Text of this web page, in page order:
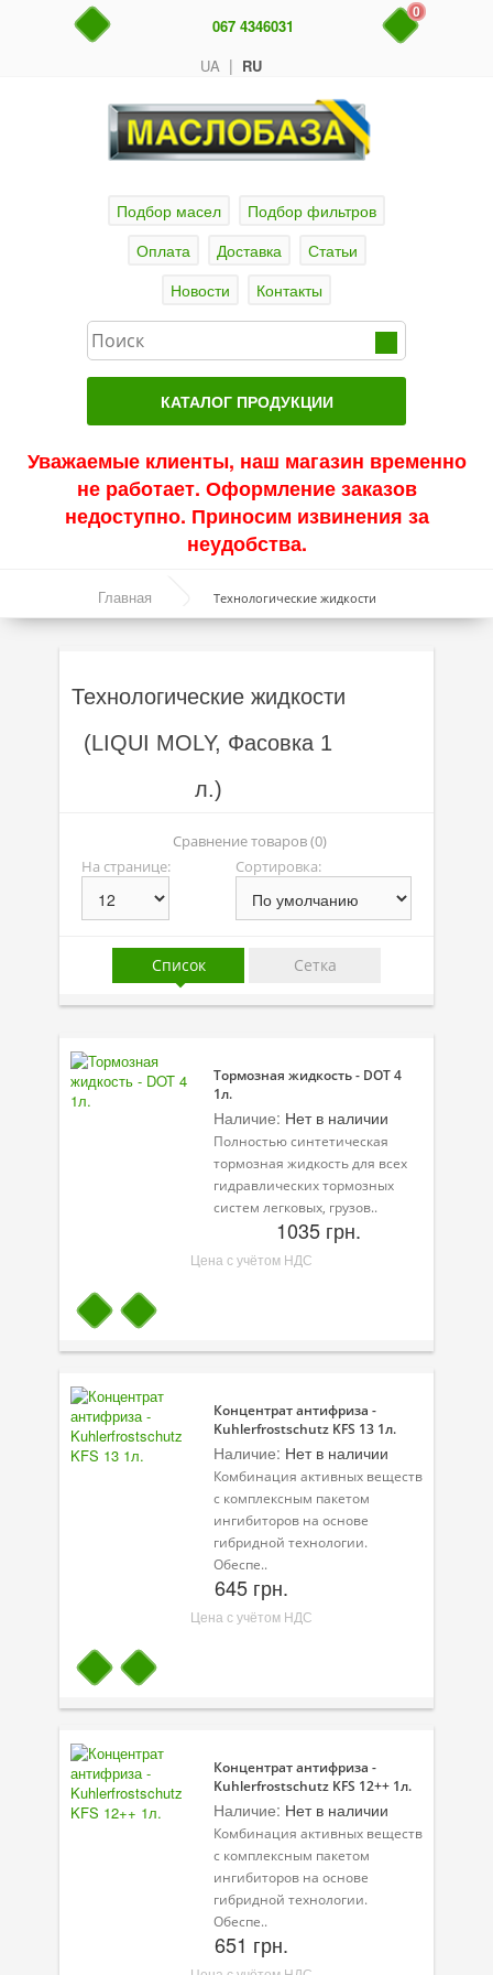
UA | RU
067 4346031
0
Подбор масел
Подбор фильтров
Оплата
Доставка
Статьи
Новости
Контакты
КАТАЛОГ ПРОДУКЦИИ
Актуальные продукты
Акции
Синтетические масла
Минеральные масла
Масло с молибденом
Линейка масел Molygen
Линейка масел Top Tec
Линейка масел Special Tec
Линейка масел Optimal
Присадки
Присадки в масло
Присадки в топливо
Трансмиссионные масла
Сервисные продукты
Оборудование
Клеи и герметики
Профи-серия
Уход за кондиционером
Смазки
Специальные программы
Велосипедная программа
Масла для лодочных моторов
Моторное масло для мотоцикла
Оружейное масло
Садовая программа
Технологические жидкости
Зимняя программа
Уважаемые клиенты, наш магазин временно
не работает. Оформление заказов
недоступно. Приносим извинения за
неудобства.
Главная Технологические жидкости
Технологические жидкости
(LIQUI MOLY, Фасовка 1
л.)
Сравнение товаров (0)
На странице:
Сортировка:
Список Сетка
Тормозная жидкость - DOT 4
1л.
Наличие: Нет в наличии
Полностью синтетическая
тормозная жидкость для всех
гидравлических тормозных
систем легковых, грузов..
1035 грн.
Цена с учётом НДС
Концентрат антифриза -
Kuhlerfrostschutz KFS 13 1л.
Наличие: Нет в наличии
Комбинация активных веществ
с комплексным пакетом
ингибиторов на основе
гибридной технологии.
Обеспе..
645 грн.
Цена с учётом НДС
Концентрат антифриза -
Kuhlerfrostschutz KFS 12++ 1л.
Наличие: Нет в наличии
Комбинация активных веществ
с комплексным пакетом
ингибиторов на основе
гибридной технологии.
Обеспе..
651 грн.